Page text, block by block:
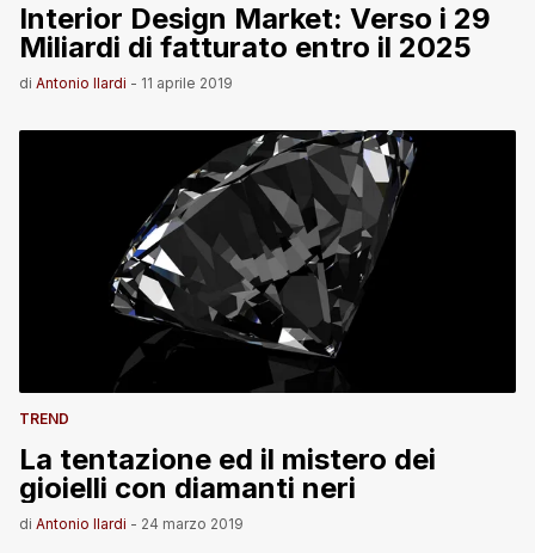
Interior Design Market: Verso i 29
Miliardi di fatturato entro il 2025
di Antonio Ilardi - 11 aprile 2019
TREND
La tentazione ed il mistero dei
gioielli con diamanti neri
di Antonio Ilardi - 24 marzo 2019